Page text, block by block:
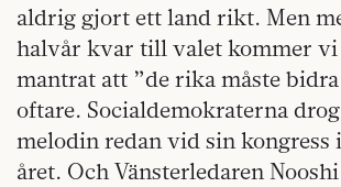
aldrig gjort ett land rikt. Men
halvår kvar till valet kommer vi
mantrat att ”de rika måste
oftare. Socialdemokraterna
melodin redan vid sin kongress
året. Och Vänsterledaren